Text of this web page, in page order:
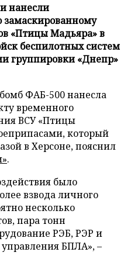
нанесли
«Птицы Мадьяра» в
беспилотных систем
группировки «Днепр»
ФАБ-500 нанесла
временного
ВСУ «Птицы
который
в Херсоне, пояснил
.
было
взвода личного
несколько
пара тонн
РЭБ, РЭР и
управления БПЛА», –